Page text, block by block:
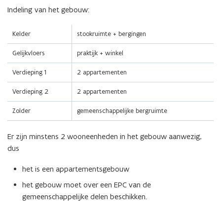
Indeling van het gebouw:
Kelder stookruimte + bergingen
Gelijkvloers praktijk + winkel
Verdieping 1 2 appartementen
Verdieping 2 2 appartementen
Zolder gemeenschappelijke bergruimte
Er zijn minstens 2 wooneenheden in het gebouw aanwezig,
dus
het is een appartementsgebouw
het gebouw moet over een EPC van de
gemeenschappelijke delen beschikken.